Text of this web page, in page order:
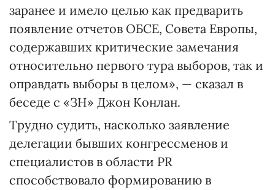
заранее и имело целью как предварить
появление отчетов ОБСЕ, Совета Европы,
содержавших критические замечания
относительно первого тура выборов, так и
оправдать выборы в целом», — сказал в
беседе с «ЗН» Джон Конлан.
Трудно судить, насколько заявление
делегации бывших конгрессменов и
специалистов в области PR
способствовало формированию в